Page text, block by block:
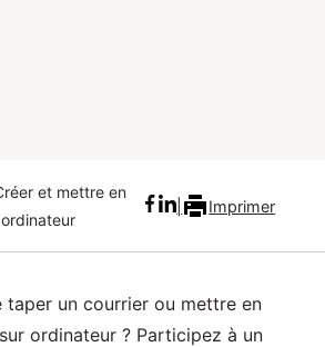
et mettre en
Imprimer
taper un courrier ou mettre en
ordinateur ? Participez à un